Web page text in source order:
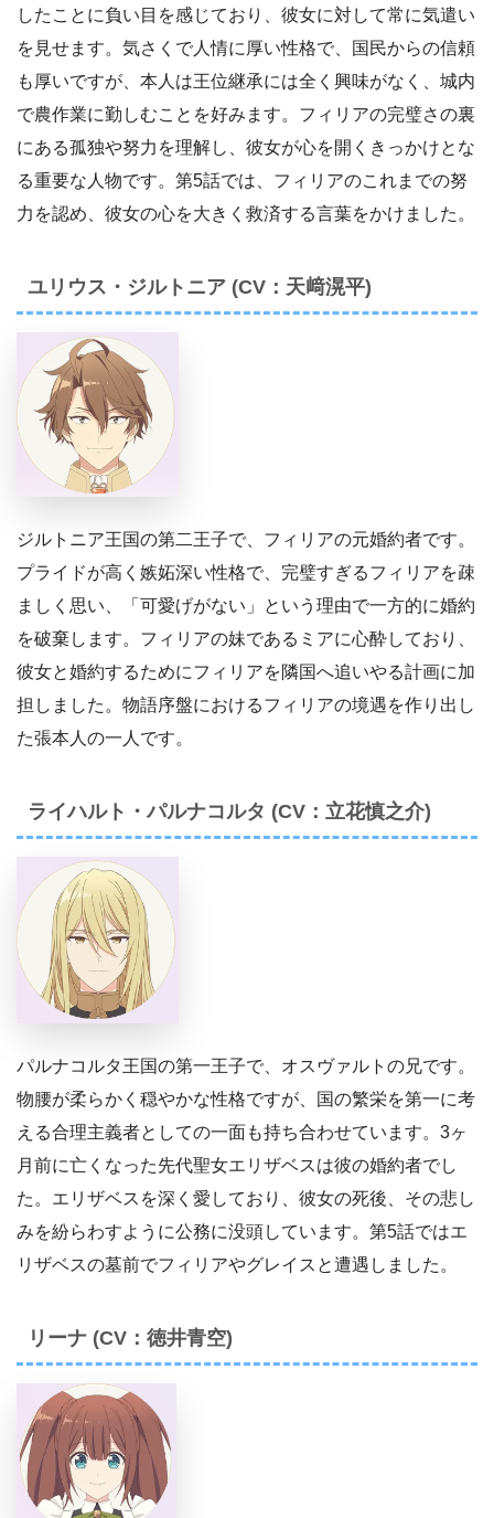
したことに負い目を感じており、彼女に対して常に気遣い
を見せます。気さくで人情に厚い性格で、国民からの信頼
も厚いですが、本人は王位継承には全く興味がなく、城内
で農作業に勤しむことを好みます。フィリアの完璧さの裏
にある孤独や努力を理解し、彼女が心を開くきっかけとな
る重要な人物です。第5話では、フィリアのこれまでの努
力を認め、彼女の心を大きく救済する言葉をかけました。
ユリウス・ジルトニア (CV：天﨑滉平)
ジルトニア王国の第二王子で、フィリアの元婚約者です。
プライドが高く嫉妬深い性格で、完璧すぎるフィリアを疎
ましく思い、「可愛げがない」という理由で一方的に婚約
を破棄します。フィリアの妹であるミアに心酔しており、
彼女と婚約するためにフィリアを隣国へ追いやる計画に加
担しました。物語序盤におけるフィリアの境遇を作り出し
た張本人の一人です。
ライハルト・パルナコルタ (CV：立花慎之介)
パルナコルタ王国の第一王子で、オスヴァルトの兄です。
物腰が柔らかく穏やかな性格ですが、国の繁栄を第一に考
える合理主義者としての一面も持ち合わせています。3ヶ
月前に亡くなった先代聖女エリザベスは彼の婚約者でし
た。エリザベスを深く愛しており、彼女の死後、その悲し
みを紛らわすように公務に没頭しています。第5話ではエ
リザベスの墓前でフィリアやグレイスと遭遇しました。
リーナ (CV：徳井青空)